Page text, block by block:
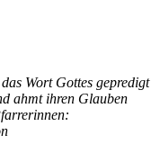
Wort Gottes gepredigt
ahmt ihren Glauben